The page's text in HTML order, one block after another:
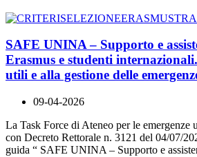
SAFE UNINA – Supporto e
Erasmus e studenti
utili e alla gestione delle
09-04-2026
La Task Force di Ateneo per le emergenze
con Decreto Rettorale n. 3121 del 04/07/
guida “ SAFE UNINA – Supporto e